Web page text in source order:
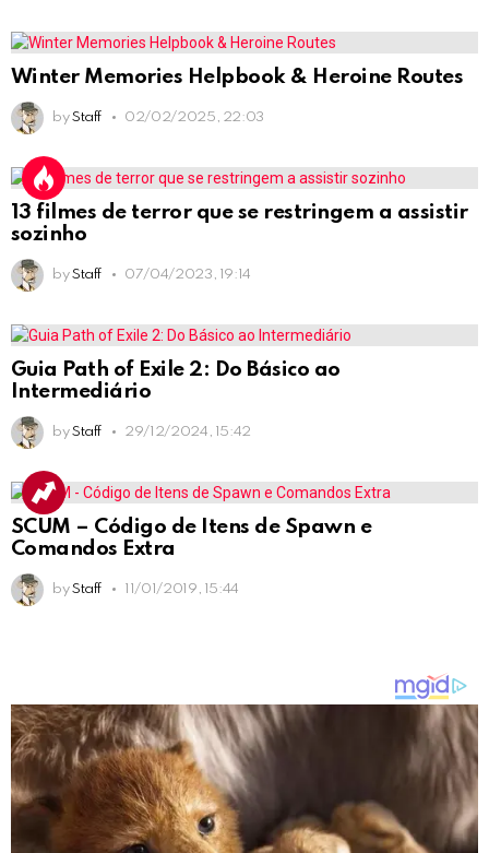
Winter Memories Helpbook & Heroine Routes
by Staff 02/02/2025, 22:03
13 filmes de terror que se restringem a assistir
sozinho
by Staff 07/04/2023, 19:14
Guia Path of Exile 2: Do Básico ao
Intermediário
by Staff 29/12/2024, 15:42
SCUM – Código de Itens de Spawn e
Comandos Extra
by Staff 11/01/2019, 15:44